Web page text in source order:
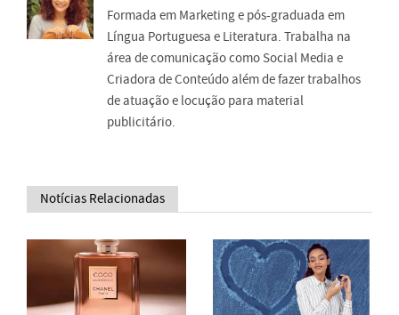
Formada em Marketing e pós-graduada em
Língua Portuguesa e Literatura. Trabalha na
área de comunicação como Social Media e
Criadora de Conteúdo além de fazer trabalhos
de atuação e locução para material
publicitário.
Notícias Relacionadas